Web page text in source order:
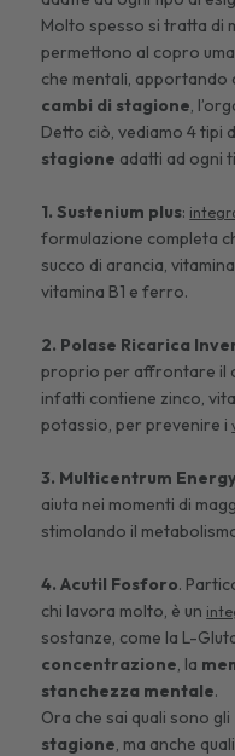
Molto spesso si tratta di
permettono al copro
che mentali, apportando
cambi di stagione ,
Detto ciò, vediamo 4 tipi
stagione adatti ad ogni
1. Sustenium plus:
formulazione completa
succo di arancia,
vitamina B1 e ferro.
2. Polase Ricarica
proprio per affrontare il
infatti contiene zinco,
potassio, per prevenire i
3. Multicentrum Energy
aiuta nei momenti di
stimolando il
4.Acutil Fosforo.
chi lavora molto, è un
sostanze, come la L-
concentrazione , la
stanchezza mentale.
Ora che sai quali sono gli
stagione , ma anche